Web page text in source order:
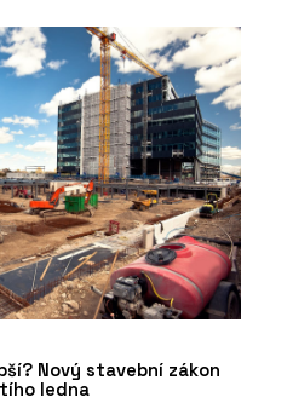
Nový stavební zákon
ledna